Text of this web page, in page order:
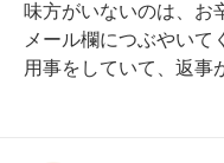
味方がいないのは、お
メール欄につぶやいて
用事をしていて、返事